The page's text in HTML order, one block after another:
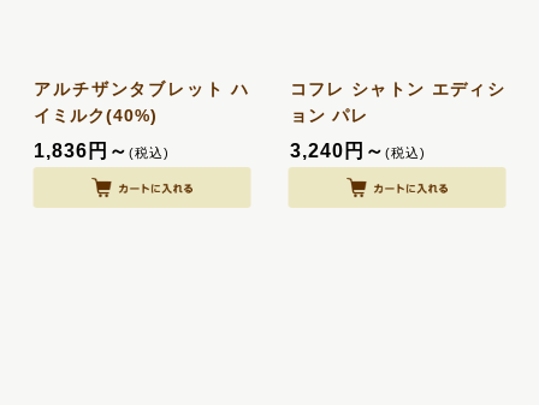
アルチザンタブレット ハ
イミルク(40%)
1,836 円 ～(税込)
コフレ シャトン エディシ
ョン パレ
3,240 円 ～ (税込)